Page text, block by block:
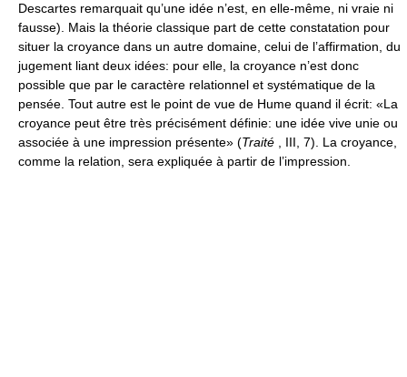
Descartes remarquait qu’une idée n’est, en elle-même, ni vraie ni
fausse). Mais la théorie classique part de cette constatation pour
situer la croyance dans un autre domaine, celui de l’affirmation, du
jugement liant deux idées: pour elle, la croyance n’est donc
possible que par le caractère relationnel et systématique de la
pensée. Tout autre est le point de vue de Hume quand il écrit: «La
croyance peut être très précisément définie: une idée vive unie ou
associée à une impression présente» (Traité , III, 7). La croyance,
comme la relation, sera expliquée à partir de l’impression.